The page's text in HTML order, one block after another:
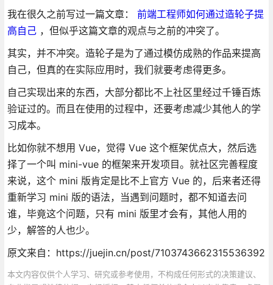
我在很久之前写过一篇文章： 前端工程师如何通过造轮子提
高自己，但似乎这篇文章的观点与之前的冲突了。
其实，并不冲突。造轮子是为了通过模仿成熟的作品来提高
自己，但真的在实际应用时，我们就要考虑得更多。
自己实现出来的东西，大部分都比不上社区里经过千锤百炼
验证过的。而且在使用的过程中，还要考虑减少其他人的学
习成本。
比如你就不想用 Vue，觉得 Vue 这个框架优点大，然后选
择了一个叫 mini-vue 的框架来开发项目。就社区完善程度
来说，这个 mini 版肯定是比不上官方 Vue 的，后来者还得
重新学习 mini 版的语法，当遇到问题时，都不知道去问
谁，毕竟这个问题，只有 mini 版里才会有，其他人用的
少，解答的人也少。
原文来自：https://juejin.cn/post/7103743662315536392
本文内容仅供个人学习、研究或参考使用，不构成任何形式的决策建议、